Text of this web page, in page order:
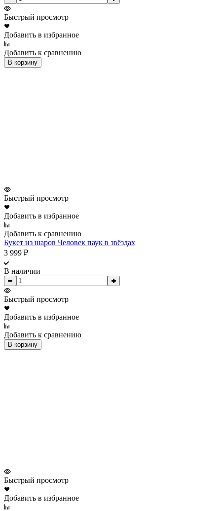
Быстрый просмотр
Добавить в избранное
Добавить к сравнению
В корзину
Быстрый просмотр
Добавить в избранное
Добавить к сравнению
Букет из шаров Человек паук в звёздах
3 999 ₽
В наличии
Быстрый просмотр
Добавить в избранное
Добавить к сравнению
В корзину
Быстрый просмотр
Добавить в избранное